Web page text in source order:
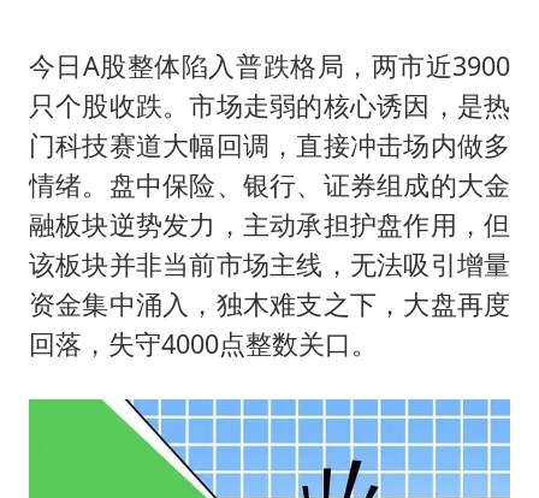
今日A股整体陷入普跌格局，两市近3900
只个股收跌。市场走弱的核心诱因，是热
门科技赛道大幅回调，直接冲击场内做多
情绪。盘中保险、银行、证券组成的大金
融板块逆势发力，主动承担护盘作用，但
该板块并非当前市场主线，无法吸引增量
资金集中涌入，独木难支之下，大盘再度
回落，失守4000点整数关口。